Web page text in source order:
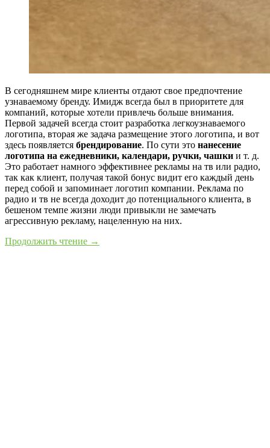
В сегодняшнем мире клиенты отдают свое предпочтение
узнаваемому бренду. Имидж всегда был в приоритете для
компаний, которые хотели привлечь больше внимания.
Первой задачей всегда стоит разработка легкоузнаваемого
логотипа, вторая же задача размещение этого логотипа, и вот
здесь появляется брендирование. По сути это нанесение
логотипа на ежедневники, календари, ручки, чашки и т. д.
Это работает намного эффективнее рекламы на тв или радио,
так как клиент, получая такой бонус видит его каждый день
перед собой и запоминает логотип компании. Реклама по
радио и тв не всегда доходит до потенциального клиента, в
бешеном темпе жизни люди привыкли не замечать
агрессивную рекламу, нацеленную на них.
Продолжить чтение →